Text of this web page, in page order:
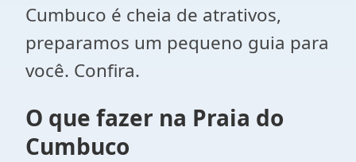
Cumbuco é cheia de atrativos,
preparamos um pequeno guia para
você. Confira.
O que fazer na Praia do
Cumbuco